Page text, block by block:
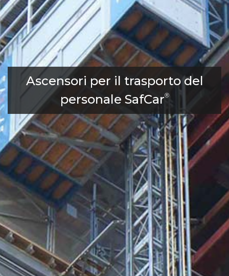
Ascensori per il trasporto del
personale SafCar®